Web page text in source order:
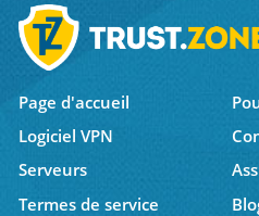
Page d'accueil
Logiciel VPN
Serveurs
Termes de service